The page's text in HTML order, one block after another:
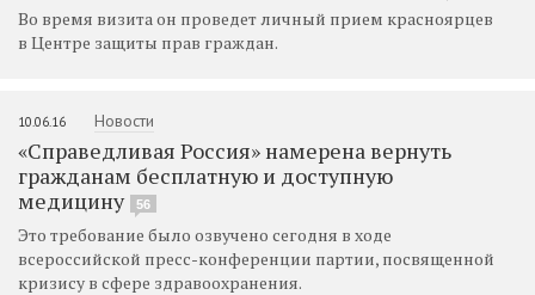
Во время визита он проведет личный прием красноярцев
в Центре защиты прав граждан.
10.06.16 Новости
«Справедливая Россия» намерена вернуть
гражданам бесплатную и доступную
медицину
56
Это требование было озвучено сегодня в ходе
всероссийской пресс-конференции партии, посвященной
кризису в сфере здравоохранения.